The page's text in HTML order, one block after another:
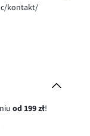
kontakt/
od 199 zł!